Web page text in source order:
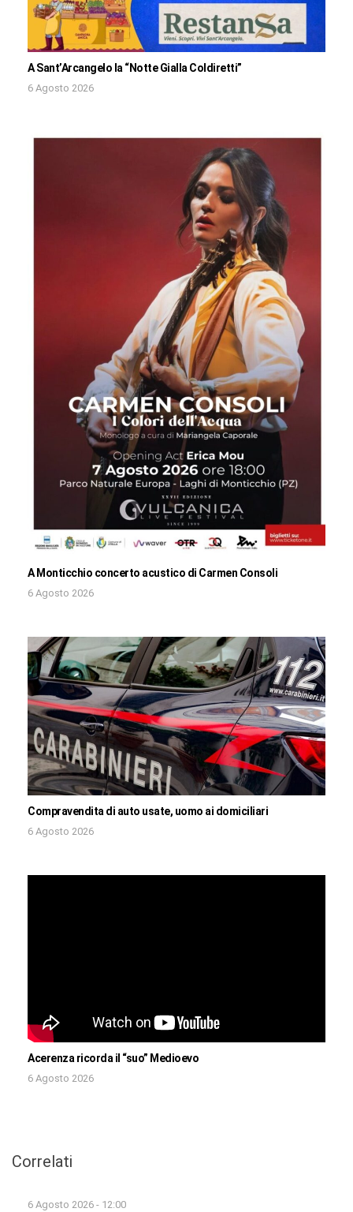
A Sant’Arcangelo la “Notte Gialla Coldiretti”
6 Agosto 2026
A Monticchio concerto acustico di Carmen Consoli
6 Agosto 2026
Compravendita di auto usate, uomo ai domiciliari
6 Agosto 2026
Acerenza ricorda il “suo” Medioevo
6 Agosto 2026
Correlati
6 Agosto 2026 - 12:00